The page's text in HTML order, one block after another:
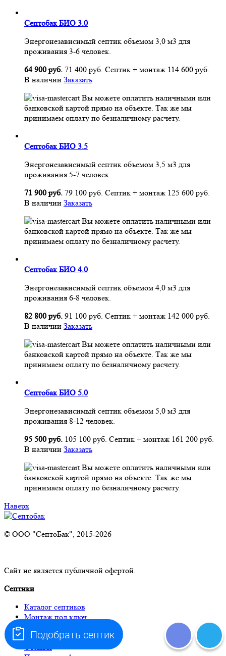
Септобак БИО 3.0
Энергонезависимый септик объемом 3,0 м3 для
проживания 3-6 человек.
64 900 руб. 71 400 руб. Септик + монтаж 114 600 руб.
В наличии Заказать
Вы можете оплатить наличными или
банковской картой прямо на объекте. Так же мы
принимаем оплату по безналичному расчету.
Септобак БИО 3.5
Энергонезависимый септик объемом 3,5 м3 для
проживания 5-7 человек.
71 900 руб. 79 100 руб. Септик + монтаж 125 600 руб.
В наличии Заказать
Вы можете оплатить наличными или
банковской картой прямо на объекте. Так же мы
принимаем оплату по безналичному расчету.
Септобак БИО 4.0
Энергонезависимый септик объемом 4,0 м3 для
проживания 6-8 человек.
82 800 руб. 91 100 руб. Септик + монтаж 142 000 руб.
В наличии Заказать
Вы можете оплатить наличными или
банковской картой прямо на объекте. Так же мы
принимаем оплату по безналичному расчету.
Септобак БИО 5.0
Энергонезависимый септик объемом 5,0 м3 для
проживания 8-12 человек.
95 500 руб. 105 100 руб. Септик + монтаж 161 200 руб.
В наличии Заказать
Вы можете оплатить наличными или
банковской картой прямо на объекте. Так же мы
принимаем оплату по безналичному расчету.
Наверх
© ООО "СептоБак", 2015-2026
Сайт не является публичной офертой.
Септики
Каталог септиков
Монтаж под ключ
Оплата и доставка
Подобрать септик